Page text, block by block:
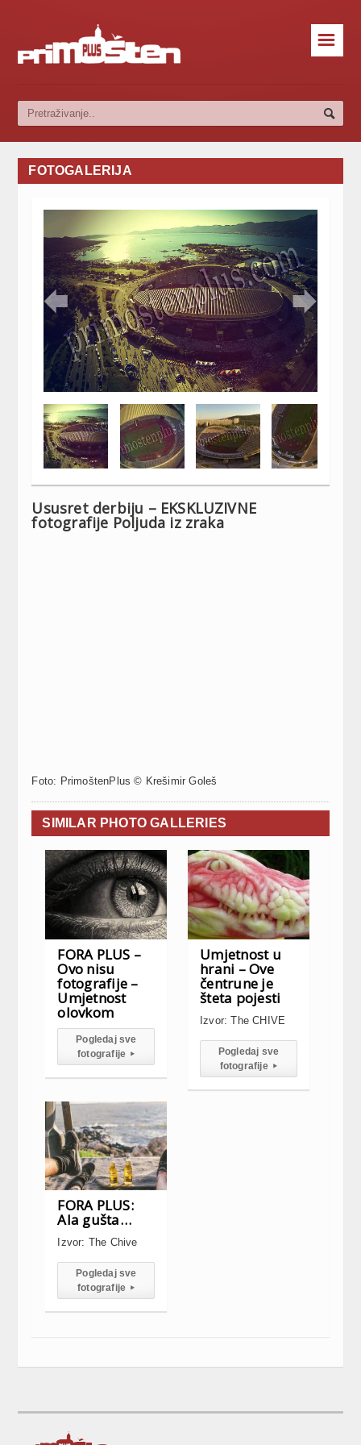
☰
FOTOGALERIJA
 
Ususret derbiju – EKSKLUZIVNE
fotografije Poljuda iz zraka
Foto: PrimoštenPlus © Krešimir Goleš
SIMILAR PHOTO GALLERIES
FORA PLUS –
Ovo nisu
fotografije –
Umjetnost
olovkom
Pogledaj sve
fotografije▸
Umjetnost u
hrani – Ove
čentrune je
šteta pojesti
Izvor: The CHIVE
Pogledaj sve
fotografije▸
FORA PLUS:
Ala gušta…
Izvor: The Chive
Pogledaj sve
fotografije▸